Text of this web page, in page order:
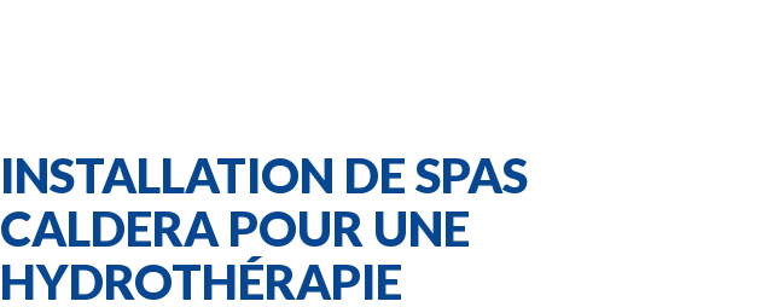
INSTALLATION DE SPAS
CALDERA POUR UNE
HYDROTHÉRAPIE